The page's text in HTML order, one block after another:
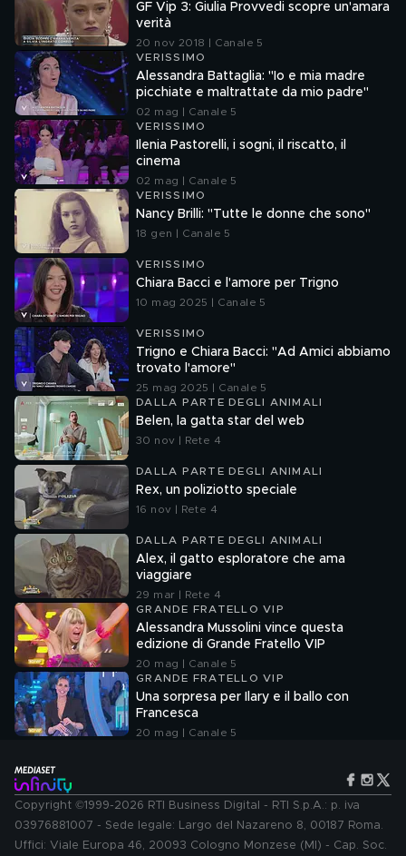
GF Vip 3: Giulia Provvedi scopre un'amara
verità
20 nov 2018 | Canale 5
VERISSIMO
Alessandra Battaglia: "Io e mia madre
picchiate e maltrattate da mio padre"
02 mag | Canale 5
VERISSIMO
Ilenia Pastorelli, i sogni, il riscatto, il
cinema
02 mag | Canale 5
VERISSIMO
Nancy Brilli: "Tutte le donne che sono"
18 gen | Canale 5
VERISSIMO
Chiara Bacci e l'amore per Trigno
10 mag 2025 | Canale 5
VERISSIMO
Trigno e Chiara Bacci: "Ad Amici abbiamo
trovato l'amore"
25 mag 2025 | Canale 5
DALLA PARTE DEGLI ANIMALI
Belen, la gatta star del web
30 nov | Rete 4
DALLA PARTE DEGLI ANIMALI
Rex, un poliziotto speciale
16 nov | Rete 4
DALLA PARTE DEGLI ANIMALI
Alex, il gatto esploratore che ama
viaggiare
29 mar | Rete 4
GRANDE FRATELLO VIP
Alessandra Mussolini vince questa
edizione di Grande Fratello VIP
20 mag | Canale 5
GRANDE FRATELLO VIP
Una sorpresa per Ilary e il ballo con
Francesca
20 mag | Canale 5
Copyright ©1999-2026 RTI Business Digital - RTI S.p.A.: p. iva
03976881007 - Sede legale: Largo del Nazareno 8, 00187 Roma.
Uffici: Viale Europa 46, 20093 Cologno Monzese (MI) - Cap. Soc.